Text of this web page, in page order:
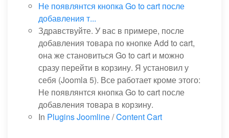
Не появлянтся кнопка Go to cart после
добавления т...
Здравствуйте. У вас в примере, после
добавления товара по кнопке Add to cart,
она же становиться Go to cart и можно
сразу перейти в корзину. Я установил у
себя (Joomla 5). Все работает кроме этого:
Не появлянтся кнопка Go to cart после
добавления товара в корзину.
In Plugins Joomline/Content Cart